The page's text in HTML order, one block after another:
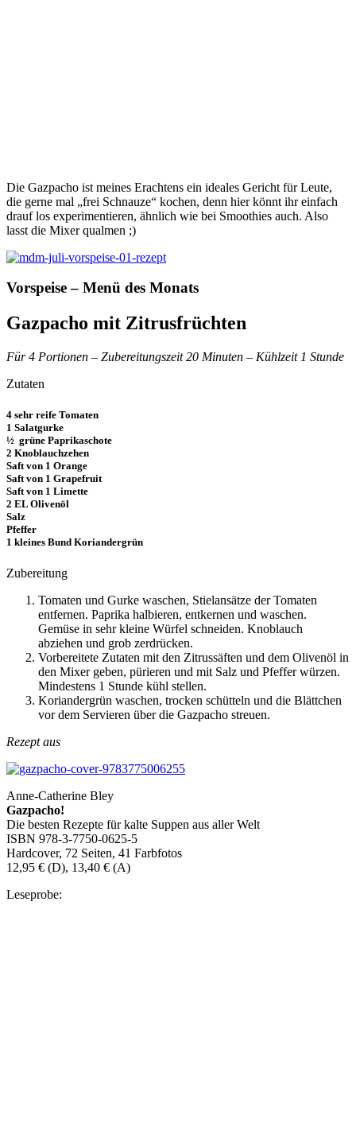
Die Gazpacho ist meines Erachtens ein ideales Gericht für Leute,
die gerne mal „frei Schnauze“ kochen, denn hier könnt ihr einfach
drauf los experimentieren, ähnlich wie bei Smoothies auch. Also
lasst die Mixer qualmen ;)
Vorspeise – Menü des Monats
Gazpacho mit Zitrusfrüchten
Für 4 Portionen – Zubereitungszeit 20 Minuten – Kühlzeit 1 Stunde
Zutaten
4 sehr reife Tomaten
1 Salatgurke
½ grüne Paprikaschote
2 Knoblauchzehen
Saft von 1 Orange
Saft von 1 Grapefruit
Saft von 1 Limette
2 EL Olivenöl
Salz
Pfeffer
1 kleines Bund Koriandergrün
Zubereitung
Tomaten und Gurke waschen, Stielansätze der Tomaten
entfernen. Paprika halbieren, entkernen und waschen.
Gemüse in sehr kleine Würfel schneiden. Knoblauch
abziehen und grob zerdrücken.
Vorbereitete Zutaten mit den Zitrussäften und dem Olivenöl in
den Mixer geben, pürieren und mit Salz und Pfeffer würzen.
Mindestens 1 Stunde kühl stellen.
Koriandergrün waschen, trocken schütteln und die Blättchen
vor dem Servieren über die Gazpacho streuen.
Rezept aus
Anne-Catherine Bley
Gazpacho!
Die besten Rezepte für kalte Suppen aus aller Welt
ISBN 978-3-7750-0625-5
Hardcover, 72 Seiten, 41 Farbfotos
12,95 € (D), 13,40 € (A)
Leseprobe: